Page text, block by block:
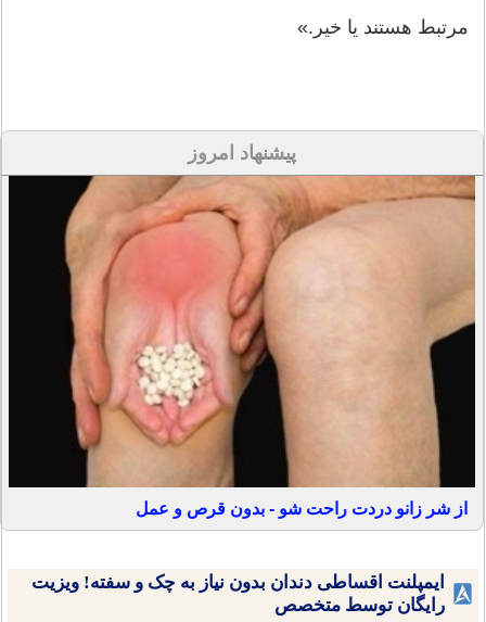
مرتبط هستند یا خیر.»
پیشنهاد امروز
از شر زانو دردت راحت شو - بدون قرص و عمل
ایمپلنت اقساطی دندان بدون نیاز به چک و سفته! ویزیت
رایگان توسط متخصص